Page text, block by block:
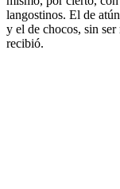
langostinos. El de
y el de chocos, sin
recibió.